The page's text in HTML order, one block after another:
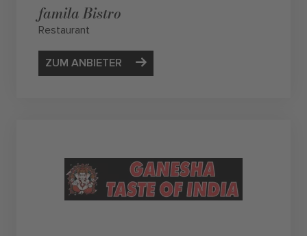
famila Bistro
Restaurant
ZUM ANBIETER